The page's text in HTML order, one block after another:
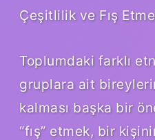
Çeşitlilik ve Fış
Toplumdaki farklı
gruplara ait
kalması başka bir
“fış” etmek, bir